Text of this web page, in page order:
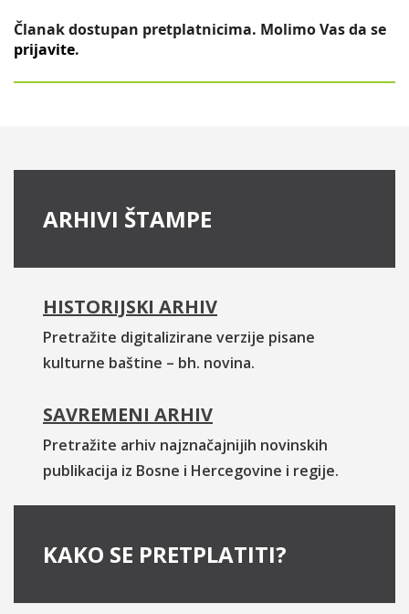
Članak dostupan pretplatnicima. Molimo Vas da se
prijavite.
ARHIVI ŠTAMPE
HISTORIJSKI ARHIV
Pretražite digitalizirane verzije pisane
kulturne baštine – bh. novina.
SAVREMENI ARHIV
Pretražite arhiv najznačajnijih novinskih
publikacija iz Bosne i Hercegovine i regije.
KAKO SE PRETPLATITI?